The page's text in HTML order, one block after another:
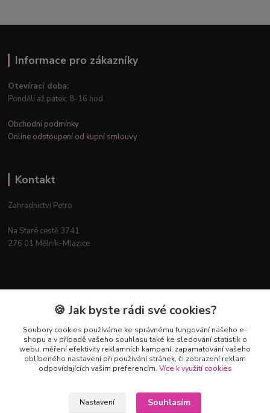
Informace pro zákazníky
Otevírací doba:
Pondělí až pátek: 8-16 hod.
Obchodní podmínky
Online odstoupení od kupní smlouvy
Kontakt
Zahradnictví Petro
Na Staré cestě 3741
276 01 Mělník–Mlazice
🍪 Jak byste rádi své cookies?
Soubory cookies používáme ke správnému fungování našeho e-
shopu a v případě vašeho souhlasu také ke sledování statistik o
webu, měření efektivity reklamních kampaní, zapamatování vašeho
oblíbeného nastavení při používání stránek, či zobrazení reklam
odpovídajících vašim preferencím. Více k využití cookies
Nastavení Souhlasím